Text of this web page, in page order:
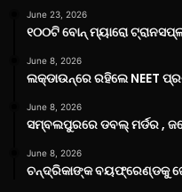
June 23, 2026
୧୦୦ଟି ବୋନ୍ ମ୍ୟାରୋ
June 8, 2026
ଲକ୍‌ଡାଉନ୍‌ରେ ରହିଲେ NEET
June 8, 2026
ସମ୍ବଲପୁରରେ ଡବଲ୍ ମର୍ଡର ,
June 8, 2026
ଚନ୍ଦ୍ରିକାଙ୍କ ବୟଫ୍ରେଣ୍ଡକୁ